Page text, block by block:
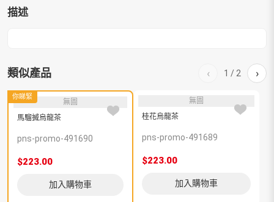
描述
類似產品 ‹ 1 / 2 ›
你睇緊
無圖
馬騮搣烏龍茶
pns-promo-491690
$223.00
加入購物車
無圖
桂花烏龍茶
pns-promo-491689
$223.00
加入購物車